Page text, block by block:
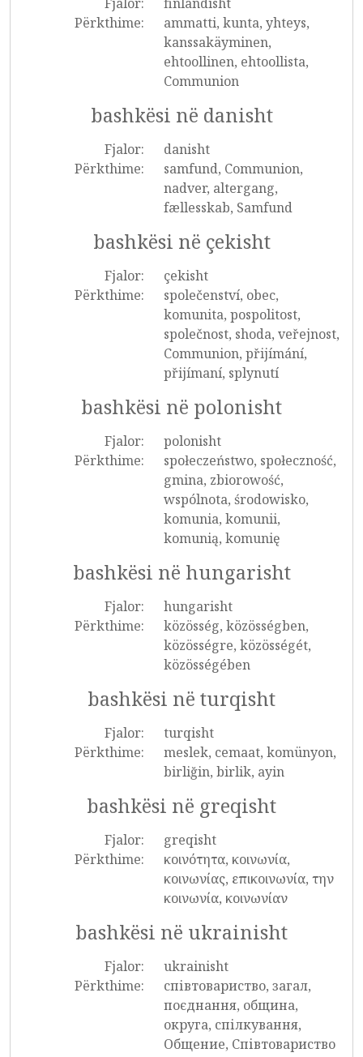
Përkthime:
ammatti, kunta, yhteys,
kanssakäyminen,
ehtoollinen, ehtoollista,
Communion
bashkësi në danisht
Fjalor:
danisht
Përkthime:
samfund, Communion,
nadver, altergang,
fællesskab, Samfund
bashkësi në çekisht
Fjalor:
çekisht
Përkthime:
společenství, obec,
komunita, pospolitost,
společnost, shoda, veřejnost,
Communion, přijímání,
přijímaní, splynutí
bashkësi në polonisht
Fjalor:
polonisht
Përkthime:
społeczeństwo, społeczność,
gmina, zbiorowość,
wspólnota, środowisko,
komunia, komunii,
komunią, komunię
bashkësi në hungarisht
Fjalor:
hungarisht
Përkthime:
közösség, közösségben,
közösségre, közösségét,
közösségében
bashkësi në turqisht
Fjalor:
turqisht
Përkthime:
meslek, cemaat, komünyon,
birliğin, birlik, ayin
bashkësi në greqisht
Fjalor:
greqisht
Përkthime:
κοινότητα, κοινωνία,
κοινωνίας, επικοινωνία, την
κοινωνία, κοινωνίαν
bashkësi në ukrainisht
Fjalor:
ukrainisht
Përkthime:
співтовариство, загал,
поєднання, община,
округа, спілкування,
Общение, Співтовариство